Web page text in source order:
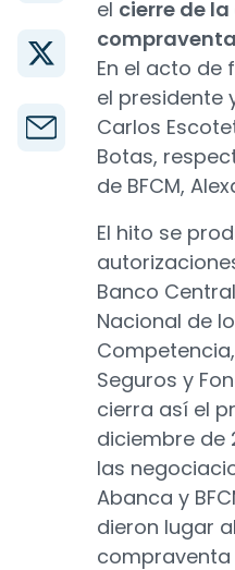
el cierre de
En el acto de
el presidente
Carlos
Botas,
de BFCM,
El hito se
Banco
Nacional de
Seguros y
cierra así el
diciembre de
las
Abanca y
dieron lugar